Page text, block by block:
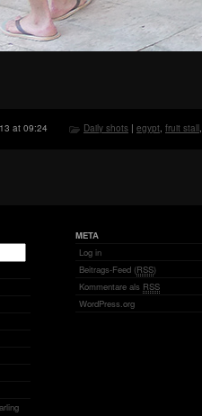
at 09:24 Daily shots | egypt, fruit stall,
META
Log in
Beitrags-Feed (RSS)
Kommentare als RSS
WordPress.org